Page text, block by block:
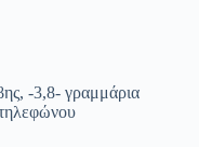
-3,8- γραμμάρια